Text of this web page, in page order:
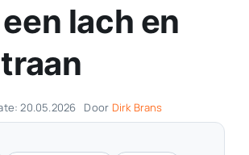
lach en
20.05.2026 Door Dirk Brans